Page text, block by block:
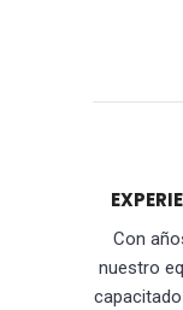
Con
nuestro